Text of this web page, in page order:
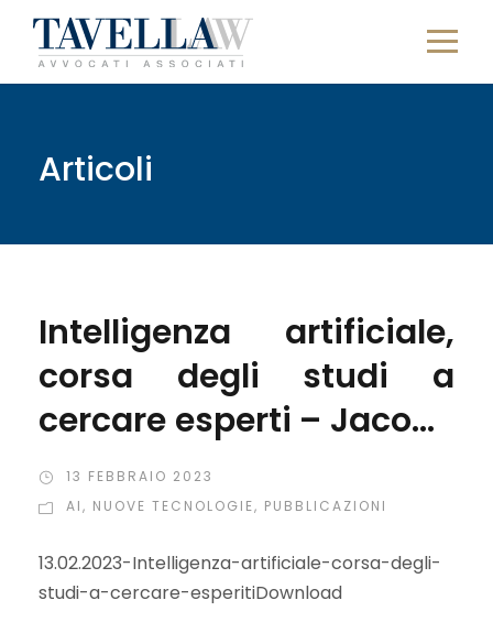
Articoli
Intelligenza artificiale,
corsa degli studi a
cercare esperti – Jacopo
Ciani intervistato su
ItaliaOggi
13 FEBBRAIO 2023
AI, NUOVE TECNOLOGIE, PUBBLICAZIONI
13.02.2023-Intelligenza-artificiale-corsa-degli-
studi-a-cercare-esperitiDownload